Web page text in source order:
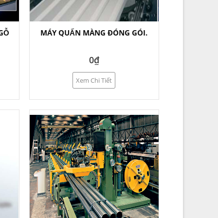
MÁY QUẤN MÀNG ĐÓNG GÓI.
0₫
Xem Chi Tiết